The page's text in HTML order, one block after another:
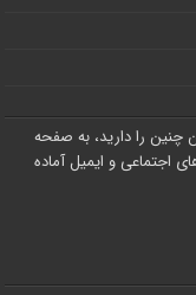
چنین را دارید، به صفحه
اجتماعی و ایمیل آماده